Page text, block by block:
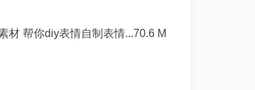
材 帮你diy表情自制表情...70.6 M